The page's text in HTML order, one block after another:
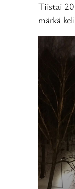
Tiistai
märkä keli